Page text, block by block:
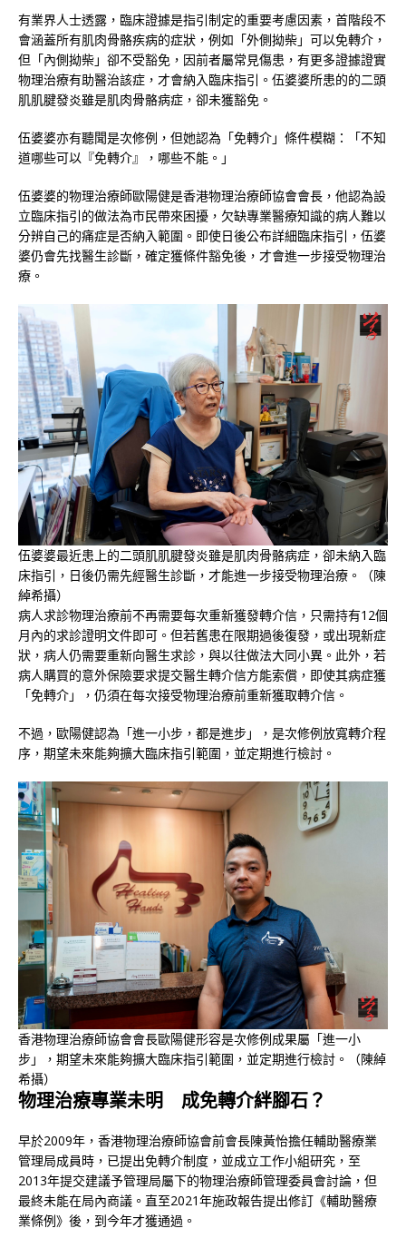
有業界人士透露，臨床證據是指引制定的重要考慮因素，首階段不
會涵蓋所有肌肉骨骼疾病的症狀，例如「外側拗柴」可以免轉介，
但「內側拗柴」卻不受豁免，因前者屬常見傷患，有更多證據證實
物理治療有助醫治該症，才會納入臨床指引。伍婆婆所患的的二頭
肌肌腱發炎雖是肌肉骨骼病症，卻未獲豁免。
伍婆婆亦有聽聞是次修例，但她認為「免轉介」條件模糊：「不知
道哪些可以『免轉介』，哪些不能。」
伍婆婆的物理治療師歐陽健是香港物理治療師協會會長，他認為設
立臨床指引的做法為市民帶來困擾，欠缺專業醫療知識的病人難以
分辨自己的痛症是否納入範圍。即使日後公布詳細臨床指引，伍婆
婆仍會先找醫生診斷，確定獲條件豁免後，才會進一步接受物理治
療。
伍婆婆最近患上的二頭肌肌腱發炎雖是肌肉骨骼病症，卻未納入臨
床指引，日後仍需先經醫生診斷，才能進一步接受物理治療。（陳
綽希攝）
病人求診物理治療前不再需要每次重新獲發轉介信，只需持有12個
月內的求診證明文件即可。但若舊患在限期過後復發，或出現新症
狀，病人仍需要重新向醫生求診，與以往做法大同小異。此外，若
病人購買的意外保險要求提交醫生轉介信方能索償，即使其病症獲
「免轉介」，仍須在每次接受物理治療前重新獲取轉介信。
不過，歐陽健認為「進一小步，都是進步」，是次修例放寬轉介程
序，期望未來能夠擴大臨床指引範圍，並定期進行檢討。
香港物理治療師協會會長歐陽健形容是次修例成果屬「進一小
步」，期望未來能夠擴大臨床指引範圍，並定期進行檢討。（陳綽
希攝）
物理治療專業未明 成免轉介絆腳石？
早於2009年，香港物理治療師協會前會長陳黃怡擔任輔助醫療業
管理局成員時，已提出免轉介制度，並成立工作小組研究，至
2013年提交建議予管理局屬下的物理治療師管理委員會討論，但
最終未能在局內商議。直至2021年施政報告提出修訂《輔助醫療
業條例》後，到今年才獲通過。